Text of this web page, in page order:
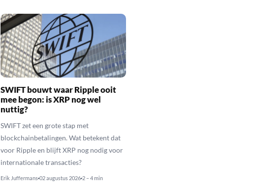
SWIFT bouwt waar Ripple ooit
mee begon: is XRP nog wel
nuttig?
SWIFT zet een grote stap met
blockchainbetalingen. Wat betekent dat
voor Ripple en blijft XRP nog nodig voor
internationale transacties?
Erik Juffermans 02 augustus 2026 2 – 4 min